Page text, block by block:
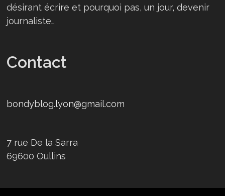
désirant écrire et pourquoi pas, un jour, devenir
journaliste…
Contact
bondyblog.lyon@gmail.com
7 rue De la Sarra
69600 Oullins